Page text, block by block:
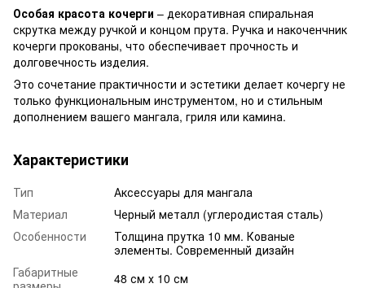
Особая красота кочерги – декоративная спиральная
скрутка между ручкой и концом прута. Ручка и накоченчник
кочерги прокованы, что обеспечивает прочность и
долговечность изделия.
Это сочетание практичности и эстетики делает кочергу не
только функциональным инструментом, но и стильным
дополнением вашего мангала, гриля или камина.
Характеристики
Тип
Аксессуары для мангала
Материал
Черный металл (углеродистая сталь)
Особенности
Толщина прутка 10 мм. Кованые
элементы. Современный дизайн
Габаритные
48 см х 10 см